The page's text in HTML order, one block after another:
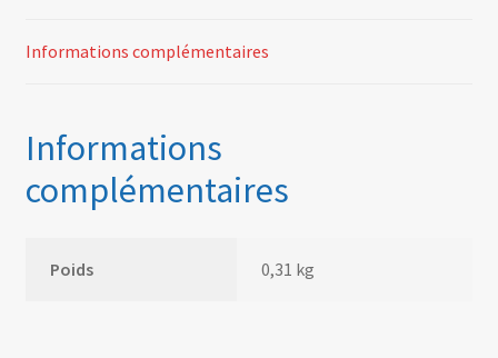
Informations complémentaires
Informations
complémentaires
Poids 0,31 kg